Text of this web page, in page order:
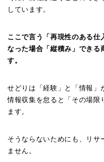
しています。
ここで言う「再現性のある仕
なった場合「縦積み」できる
す。
せどりは「経験」と「情報」
情報収集を怠ると「その場限
ます。
そうならないためにも、リサ
ません。